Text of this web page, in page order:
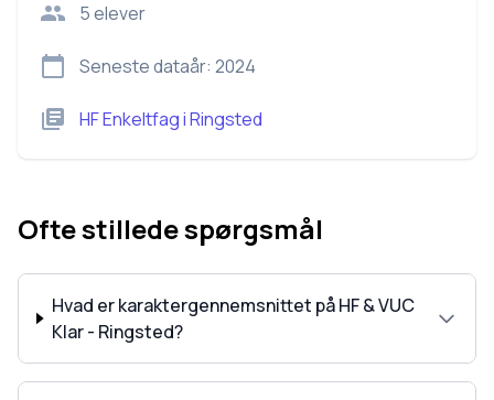
5elever
Seneste dataår: 2024
HF EnkeltfagiRingsted
Ofte stillede spørgsmål
Hvad er karaktergennemsnittet på HF & VUC
Klar - Ringsted?